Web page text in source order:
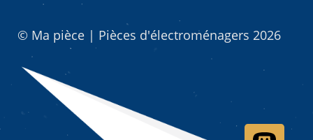
© Ma pièce | Pièces d'électroménagers 2026